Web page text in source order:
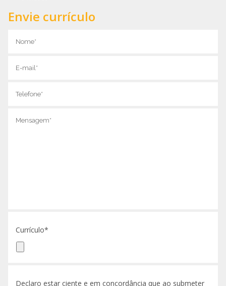
Envie currículo
Currículo*
Declaro estar ciente e em concordância que ao submeter